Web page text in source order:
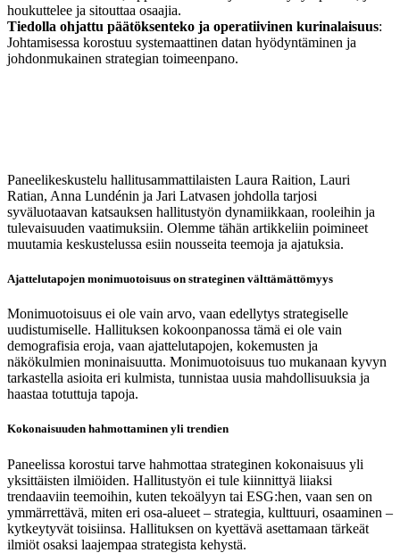
houkuttelee ja sitouttaa osaajia.
Tiedolla ohjattu päätöksenteko ja operatiivinen kurinalaisuus:
Johtamisessa korostuu systemaattinen datan hyödyntäminen ja
johdonmukainen strategian toimeenpano.
Paneelikeskustelu hallitusammattilaisten Laura Raition, Lauri
Ratian, Anna Lundénin ja Jari Latvasen johdolla tarjosi
syväluotaavan katsauksen hallitustyön dynamiikkaan, rooleihin ja
tulevaisuuden vaatimuksiin. Olemme tähän artikkeliin poimineet
muutamia keskustelussa esiin nousseita teemoja ja ajatuksia.
Ajattelutapojen monimuotoisuus on strateginen välttämättömyys
Monimuotoisuus ei ole vain arvo, vaan edellytys strategiselle
uudistumiselle. Hallituksen kokoonpanossa tämä ei ole vain
demografisia eroja, vaan ajattelutapojen, kokemusten ja
näkökulmien moninaisuutta. Monimuotoisuus tuo mukanaan kyvyn
tarkastella asioita eri kulmista, tunnistaa uusia mahdollisuuksia ja
haastaa totuttuja tapoja.
Kokonaisuuden hahmottaminen yli trendien
Paneelissa korostui tarve hahmottaa strateginen kokonaisuus yli
yksittäisten ilmiöiden. Hallitustyön ei tule kiinnittyä liiaksi
trendaaviin teemoihin, kuten tekoälyyn tai ESG:hen, vaan sen on
ymmärrettävä, miten eri osa-alueet – strategia, kulttuuri, osaaminen –
kytkeytyvät toisiinsa. Hallituksen on kyettävä asettamaan tärkeät
ilmiöt osaksi laajempaa strategista kehystä.